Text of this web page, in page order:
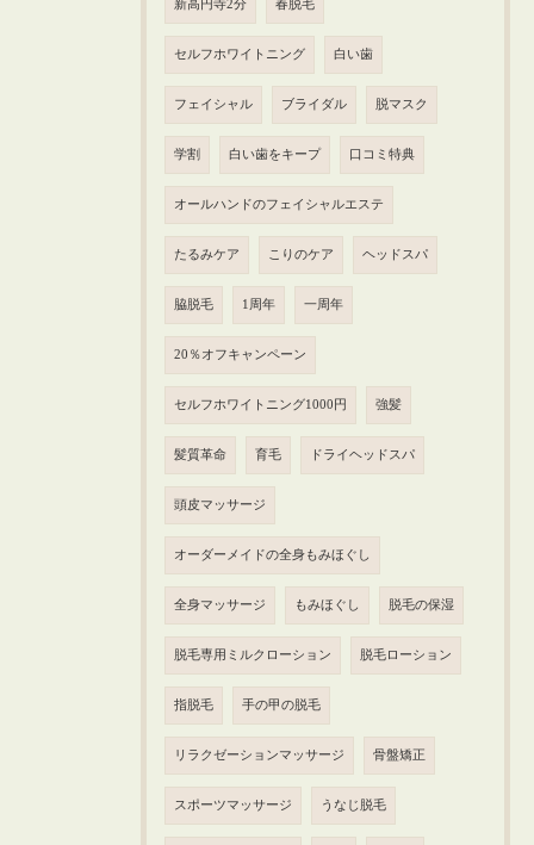
新高円寺2分 春脱毛
セルフホワイトニング 白い歯
フェイシャル ブライダル 脱マスク
学割 白い歯をキープ 口コミ特典
オールハンドのフェイシャルエステ
たるみケア こりのケア ヘッドスパ
脇脱毛 1周年 一周年
20％オフキャンペーン
セルフホワイトニング1000円 強髪
髪質革命 育毛 ドライヘッドスパ
頭皮マッサージ
オーダーメイドの全身もみほぐし
全身マッサージ もみほぐし 脱毛の保湿
脱毛専用ミルクローション 脱毛ローション
指脱毛 手の甲の脱毛
リラクゼーションマッサージ 骨盤矯正
スポーツマッサージ うなじ脱毛